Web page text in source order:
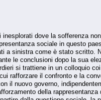
dove la sofferenza
sociale in questo
a sinistra come è stato
le conclusioni dopo la sua
si trattiene in un colloquio
rafforzare il confronto e la
il nuovo governo,
della